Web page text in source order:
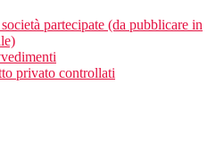
partecipate (da pubblicare in
privato controllati